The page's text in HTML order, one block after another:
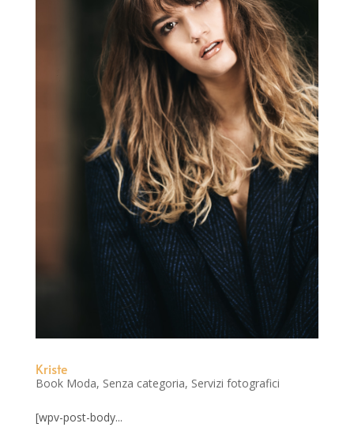
Kriste
Book Moda, Senza categoria, Servizi fotografici
[wpv-post-body...